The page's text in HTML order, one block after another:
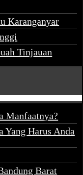
Karanganyar
Tinjauan
Manfaatnya?
Yang Harus Anda
Barat